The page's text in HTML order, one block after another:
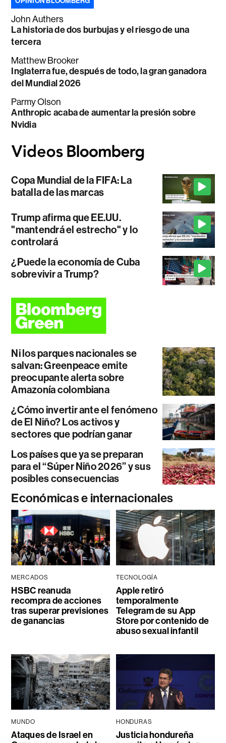
John Authers
La historia de dos burbujas y el riesgo de una
tercera
Matthew Brooker
Inglaterra fue, después de todo, la gran ganadora
del Mundial 2026
Parmy Olson
Anthropic acaba de aumentar la presión sobre
Nvidia
Copa Mundial de la FIFA: La
batalla de las marcas
Trump afirma que EE.UU.
"mantendrá el estrecho" y lo
controlará
¿Puede la economía de Cuba
sobrevivir a Trump?
Ni los parques nacionales se
salvan: Greenpeace emite
preocupante alerta sobre
Amazonía colombiana
¿Cómo invertir ante el fenómeno
de El Niño? Los activos y
sectores que podrían ganar
Los países que ya se preparan
para el “Súper Niño 2026” y sus
posibles consecuencias
Económicas e internacionales
MERCADOS
HSBC reanuda
recompra de acciones
tras superar previsiones
de ganancias
TECNOLOGÍA
Apple retiró
temporalmente
Telegram de su App
Store por contenido de
abuso sexual infantil
MUNDO
Ataques de Israel en
HONDURAS
Justicia hondureña